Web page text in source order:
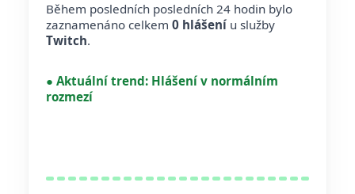
Během posledních posledních 24 hodin bylo
zaznamenáno celkem 0 hlášení u služby
Twitch.
● Aktuální trend: Hlášení v normálním
rozmezí